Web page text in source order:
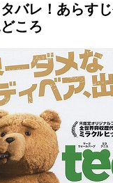
タバレ！あらす
ころ